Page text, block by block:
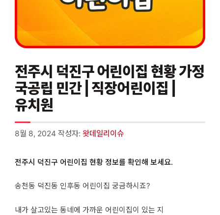
전주시 덕진구 어린이집 현황 가정
국공립 민간 | 직장어린이집 |
유치원
8월 8, 2024 작성자: 왓데일리이슈
전주시 덕진구 어린이집 현황 정보를 확인해 보세요.
송천동 덕진동 인후동 어린이집 궁금하시죠?
내가 살고있는 동네에 가까운 어린이집이 있는 지